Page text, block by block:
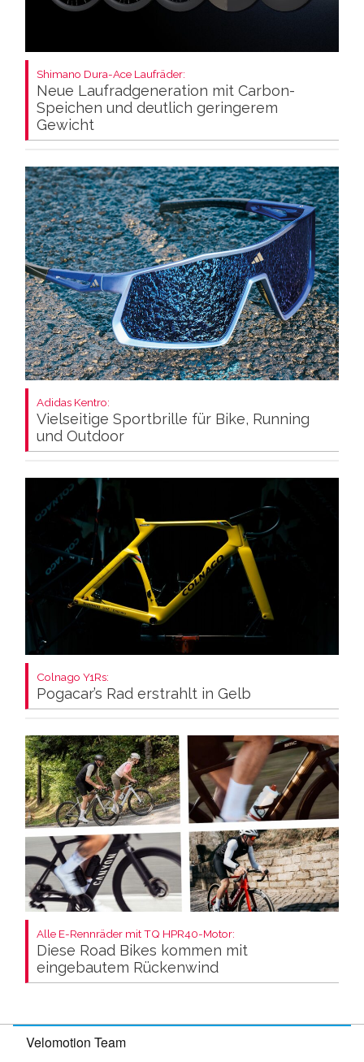
Shimano Dura-Ace Laufräder:
Neue Laufradgeneration mit Carbon-
Speichen und deutlich geringerem
Gewicht
Adidas Kentro:
Vielseitige Sportbrille für Bike, Running
und Outdoor
Colnago Y1Rs:
Pogacar’s Rad erstrahlt in Gelb
Alle E-Rennräder mit TQ HPR40-Motor:
Diese Road Bikes kommen mit
eingebautem Rückenwind
Velomotion Team